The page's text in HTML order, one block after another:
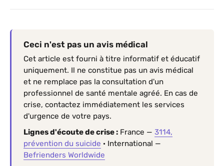
Ceci n'est pas un avis médical
Cet article est fourni à titre informatif et éducatif
uniquement. Il ne constitue pas un avis médical
et ne remplace pas la consultation d'un
professionnel de santé mentale agréé. En cas de
crise, contactez immédiatement les services
d'urgence de votre pays.
Lignes d'écoute de crise : France — 3114,
prévention du suicide · International —
Befrienders Worldwide